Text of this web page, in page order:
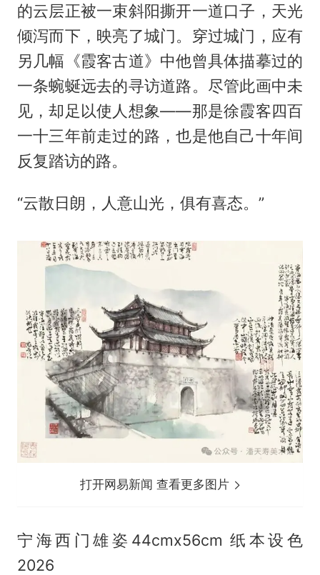
的云层正被一束斜阳撕开一道口子，天光
倾泻而下，映亮了城门。穿过城门，应有
另几幅《霞客古道》中他曾具体描摹过的
一条蜿蜒远去的寻访道路。尽管此画中未
见，却足以使人想象——那是徐霞客四百
一十三年前走过的路，也是他自己十年间
反复踏访的路。
“云散日朗，人意山光，俱有喜态。”
打开网易新闻 查看更多图片
宁海西门雄姿44cmx56cm 纸本设色
2026